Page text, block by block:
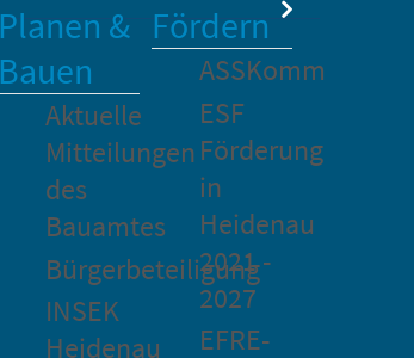
Planen &
Bauen
Aktuelle
Mitteilungen
des
Bauamtes
Bürgerbeteiligung
INSEK
Heidenau
Fördern
ASSKomm
ESF
Förderung
in
Heidenau
2021 -
2027
EFRE-